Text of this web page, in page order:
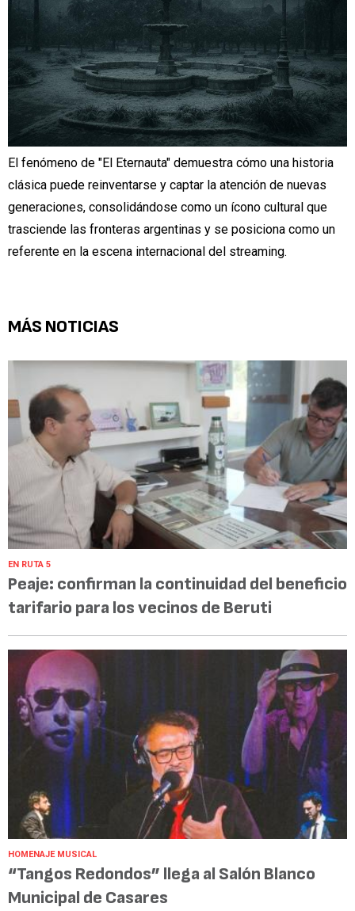
El fenómeno de "El Eternauta" demuestra cómo una historia
clásica puede reinventarse y captar la atención de nuevas
generaciones, consolidándose como un ícono cultural que
trasciende las fronteras argentinas y se posiciona como un
referente en la escena internacional del streaming.
MÁS NOTICIAS
EN RUTA 5
Peaje: confirman la continuidad del beneficio
tarifario para los vecinos de Beruti
HOMENAJE MUSICAL
“Tangos Redondos” llega al Salón Blanco
Municipal de Casares